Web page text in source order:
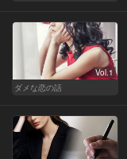
Vol.1
ダメな恋の話